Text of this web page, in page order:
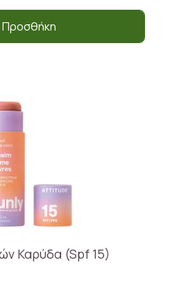
Προσθήκη
Καρύδα (Spf 15)